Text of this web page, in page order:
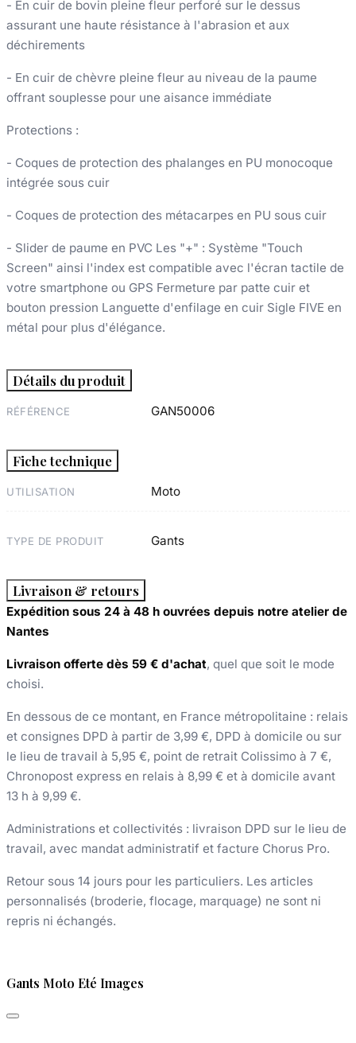
- En cuir de bovin pleine fleur perforé sur le dessus
assurant une haute résistance à l'abrasion et aux
déchirements
- En cuir de chèvre pleine fleur au niveau de la paume
offrant souplesse pour une aisance immédiate
Protections :
- Coques de protection des phalanges en PU monocoque
intégrée sous cuir
- Coques de protection des métacarpes en PU sous cuir
- Slider de paume en PVC Les "+" : Système "Touch
Screen" ainsi l'index est compatible avec l'écran tactile de
votre smartphone ou GPS Fermeture par patte cuir et
bouton pression Languette d'enfilage en cuir Sigle FIVE en
métal pour plus d'élégance.
Détails du produit
RÉFÉRENCE GAN50006
Fiche technique
UTILISATION Moto
TYPE DE PRODUIT Gants
Livraison & retours
Expédition sous 24 à 48 h ouvrées depuis notre atelier de
Nantes
Livraison offerte dès 59 € d'achat, quel que soit le mode
choisi.
En dessous de ce montant, en France métropolitaine : relais
et consignes DPD à partir de 3,99 €, DPD à domicile ou sur
le lieu de travail à 5,95 €, point de retrait Colissimo à 7 €,
Chronopost express en relais à 8,99 € et à domicile avant
13 h à 9,99 €.
Administrations et collectivités : livraison DPD sur le lieu de
travail, avec mandat administratif et facture Chorus Pro.
Retour sous 14 jours pour les particuliers. Les articles
personnalisés (broderie, flocage, marquage) ne sont ni
repris ni échangés.
Gants Moto Eté Images